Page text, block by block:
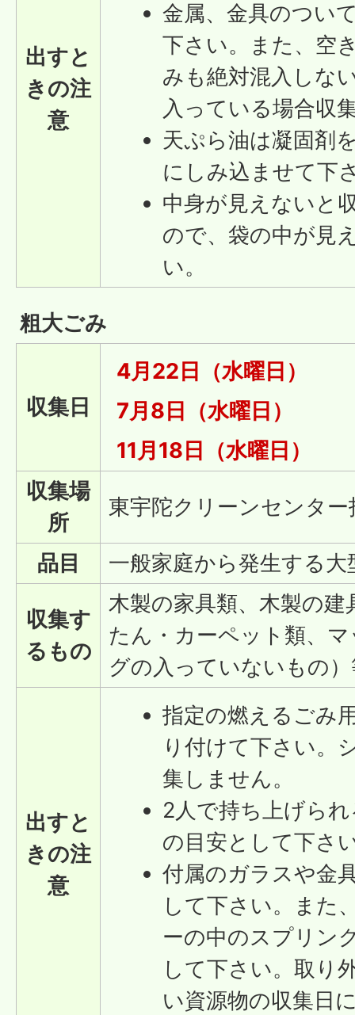
出すと
きの注
意
金属、金具のつい
下さい。また、空
みも絶対混入しな
入っている場合収
天ぷら油は凝固剤
にしみ込ませて下
中身が見えないと
ので、袋の中が見
い。
粗大ごみ
収集日
4月22日（水曜日）
7月8日（水曜日）
11月18日（水曜日）
収集場
所
東宇陀クリーンセンター
品目 一般家庭から発生する
収集す
るもの
木製の家具類、木製の
たん・カーペット類、
グの入っていないもの
出すと
きの注
意
指定の燃えるごみ
り付けて下さい。
集しません。
2人で持ち上げら
の目安として下さ
付属のガラスや金
して下さい。また
ーの中のスプリン
して下さい。取り
い資源物の収集日